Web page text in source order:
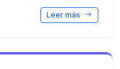
Leer más